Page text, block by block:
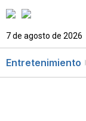
7 de agosto de 2026
Entretenimiento